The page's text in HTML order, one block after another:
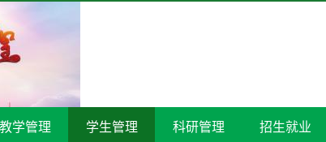
教学管理 学生管理 科研管理 招生就业